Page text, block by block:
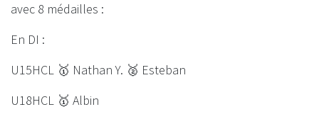
avec 8 médailles :
En DI :
U15HCL 🥇 Nathan Y. 🥈 Esteban
U18HCL 🥇 Albin